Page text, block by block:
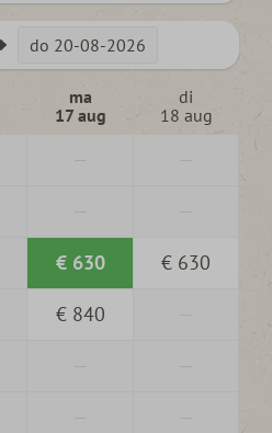
do 20-08-2026
ma
17 aug
di
18 aug
€ 630 € 630
€ 840